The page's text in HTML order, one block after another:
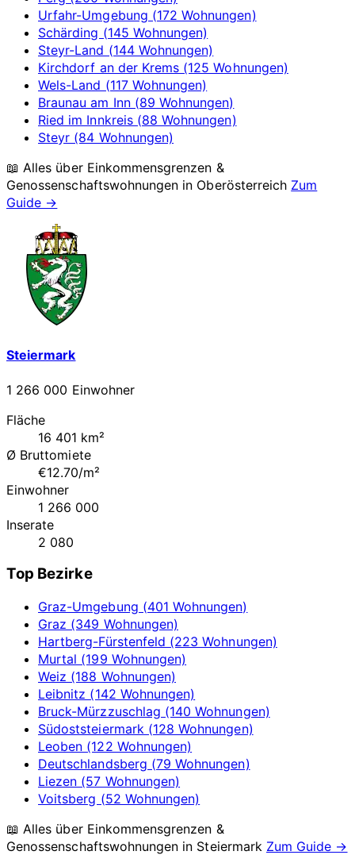
Urfahr-Umgebung (172 Wohnungen)
Schärding (145 Wohnungen)
Steyr-Land (144 Wohnungen)
Kirchdorf an der Krems (125 Wohnungen)
Wels-Land (117 Wohnungen)
Braunau am Inn (89 Wohnungen)
Ried im Innkreis (88 Wohnungen)
Steyr (84 Wohnungen)
📖 Alles über Einkommensgrenzen &
Genossenschaftswohnungen in Oberösterreich Zum
Guide →
Steiermark
1 266 000 Einwohner
Fläche
16 401 km²
Ø Bruttomiete
€12.70/m²
Einwohner
1 266 000
Inserate
2 080
Top Bezirke
Graz-Umgebung (401 Wohnungen)
Graz (349 Wohnungen)
Hartberg-Fürstenfeld (223 Wohnungen)
Murtal (199 Wohnungen)
Weiz (188 Wohnungen)
Leibnitz (142 Wohnungen)
Bruck-Mürzzuschlag (140 Wohnungen)
Südoststeiermark (128 Wohnungen)
Leoben (122 Wohnungen)
Deutschlandsberg (79 Wohnungen)
Liezen (57 Wohnungen)
Voitsberg (52 Wohnungen)
📖 Alles über Einkommensgrenzen &
Genossenschaftswohnungen in Steiermark Zum Guide →